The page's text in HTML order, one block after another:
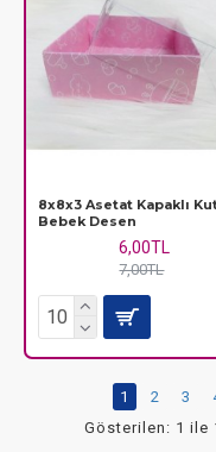
8x8x3 Asetat Kapaklı
Bebek Desen
6,00TL
7,00TL
1 2 3
Gösterilen: 1 ile